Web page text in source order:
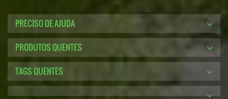
PRECISO DE AJUDA
PRODUTOS QUENTES
TAGS QUENTES